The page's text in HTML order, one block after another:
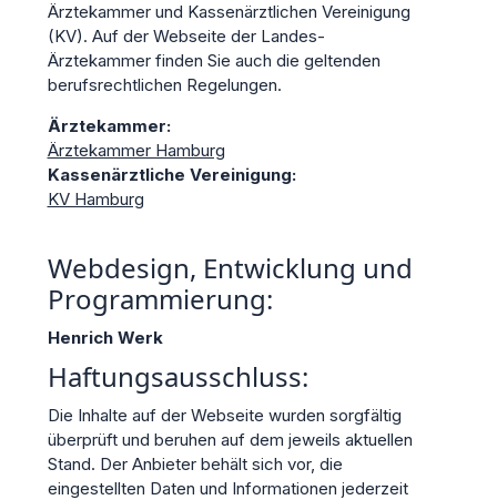
Ärztekammer und Kassenärztlichen Vereinigung
(KV). Auf der Webseite der Landes-
Ärztekammer finden Sie auch die geltenden
berufsrechtlichen Regelungen.
Ärztekammer:
Ärztekammer Hamburg
Kassenärztliche Vereinigung:
KV Hamburg
Webdesign, Entwicklung und
Programmierung:
Henrich Werk
Haftungsausschluss:
Die Inhalte auf der Webseite wurden sorgfältig
überprüft und beruhen auf dem jeweils aktuellen
Stand. Der Anbieter behält sich vor, die
eingestellten Daten und Informationen jederzeit